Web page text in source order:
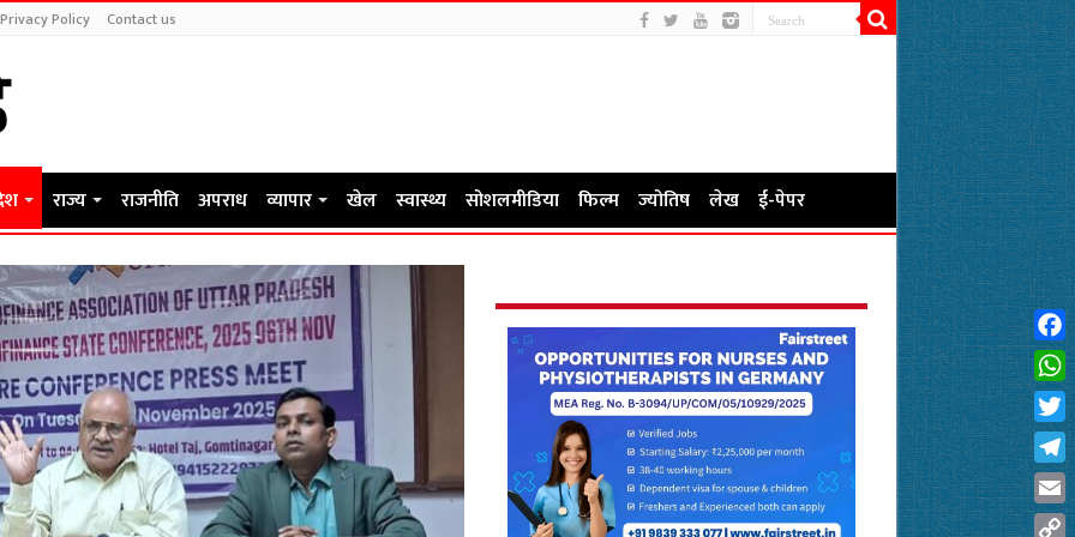
Privacy Policy Contact us
राज्य राजनीति अपराध व्यापार खेल स्वास्थ्य सोशलमीडिया फिल्म ज्योतिष लेख ई-पेपर